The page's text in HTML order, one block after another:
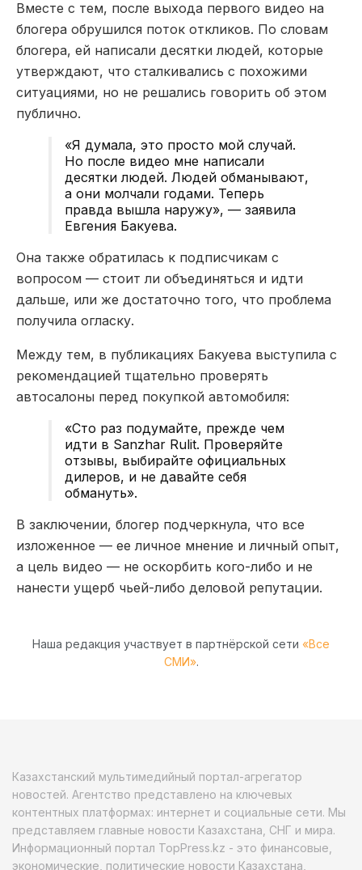
Вместе с тем, после выхода первого видео на
блогера обрушился поток откликов. По словам
блогера, ей написали десятки людей, которые
утверждают, что сталкивались с похожими
ситуациями, но не решались говорить об этом
публично.
«Я думала, это просто мой случай.
Но после видео мне написали
десятки людей. Людей обманывают,
а они молчали годами. Теперь
правда вышла наружу», — заявила
Евгения Бакуева.
Она также обратилась к подписчикам с
вопросом — стоит ли объединяться и идти
дальше, или же достаточно того, что проблема
получила огласку.
Между тем, в публикациях Бакуева выступила с
рекомендацией тщательно проверять
автосалоны перед покупкой автомобиля:
«Сто раз подумайте, прежде чем
идти в Sanzhar Rulit. Проверяйте
отзывы, выбирайте официальных
дилеров, и не давайте себя
обмануть».
В заключении, блогер подчеркнула, что все
изложенное — ее личное мнение и личный опыт,
а цель видео — не оскорбить кого-либо и не
нанести ущерб чьей-либо деловой репутации.
Наша редакция участвует в партнёрской сети «Все
СМИ».
Казахстанский мультимедийный портал-агрегатор
новостей. Агентство представлено на ключевых
контентных платформах: интернет и социальные сети. Мы
представляем главные новости Казахстана, СНГ и мира.
Информационный портал TopPress.kz - это финансовые,
экономические, политические новости Казахстана,